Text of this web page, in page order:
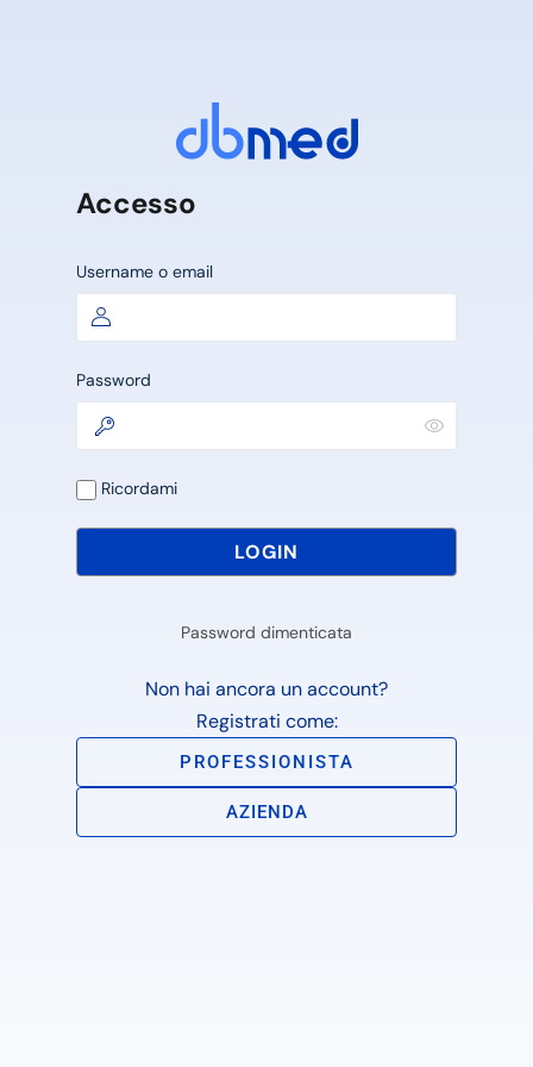
Accesso
Username o email
Password
Ricordami
Password dimenticata
Non hai ancora un account?
Registrati come:
PROFESSIONISTA
AZIENDA